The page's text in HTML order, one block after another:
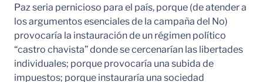
Paz seria pernicioso para el país, porque (de atender a
los argumentos esenciales de la campaña del No)
provocaría la instauración de un régimen político
“castro chavista” donde se cercenarían las libertades
individuales; porque provocaría una subida de
impuestos; porque instauraría una sociedad